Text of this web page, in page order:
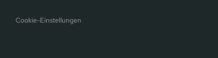
Cookie-Einstellungen